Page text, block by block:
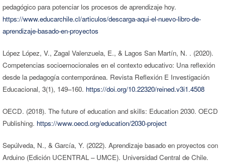
pedagógico para potenciar los procesos de aprendizaje hoy.
https://www.educarchile.cl/articulos/descarga-aqui-el-nuevo-libro-de-
aprendizaje-basado-en-proyectos
López López, V., Zagal Valenzuela, E., & Lagos San Martín, N. . (2020).
Competencias socioemocionales en el contexto educativo: Una reflexión
desde la pedagogía contemporánea. Revista Reflexión E Investigación
Educacional, 3(1), 149–160. https://doi.org/10.22320/reined.v3i1.4508
OECD. (2018). The future of education and skills: Education 2030. OECD
Publishing. https://www.oecd.org/education/2030-project
Sepúlveda, N., & García, Y. (2022). Aprendizaje basado en proyectos con
Arduino (Edición UCENTRAL – UMCE). Universidad Central de Chile.